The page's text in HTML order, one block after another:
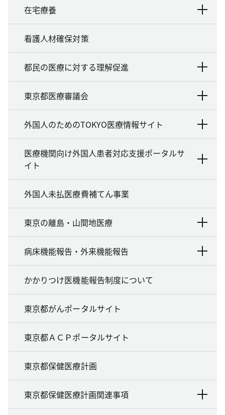
在宅療養
看護人材確保対策
都民の医療に対する理解促進
東京都医療審議会
外国人のためのTOKYO医療情報サイト
医療機関向け外国人患者対応支援ポータルサ
イト
外国人未払医療費補てん事業
東京の離島・山間地医療
病床機能報告・外来機能報告
かかりつけ医機能報告制度について
東京都がんポータルサイト
東京都ＡＣＰポータルサイト
東京都保健医療計画
東京都保健医療計画関連事項